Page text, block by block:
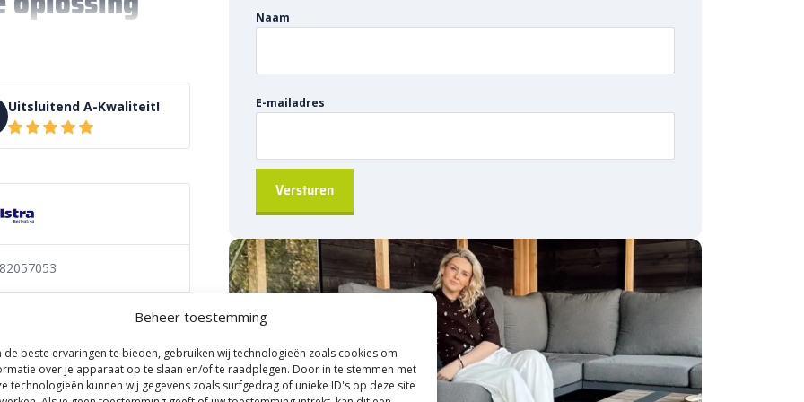
Beheer toestemming
de beste ervaringen te bieden, gebruiken wij technologieën zoals cookies om
over je apparaat op te slaan en/of te raadplegen. Door in te stemmen met
technologieën kunnen wij gegevens zoals surfgedrag of unieke ID's op deze site
biedt een robuuste en
niveaus van bestrating
in combinatie met de
stevige aansluiting. Het blok
Uitsluitend A-Kwaliteit!
Naam
E-mailadres